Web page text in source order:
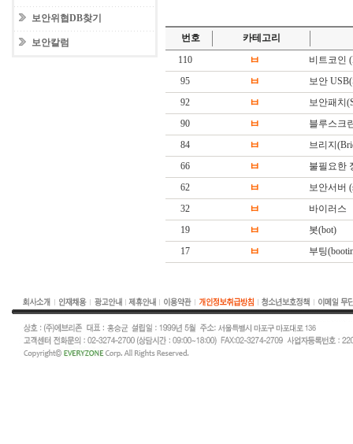
보안위협DB찾기
보안칼럼 번호
카테고리
110
ㅂ
비트코인
95
ㅂ
보안
92
ㅂ
보안패치
90
ㅂ
블루스크
84
ㅂ
브리지
66
ㅂ
불필요한
62
ㅂ
보안서버
32
ㅂ
바이러스
19
ㅂ
봇(bot)
17
ㅂ 부팅